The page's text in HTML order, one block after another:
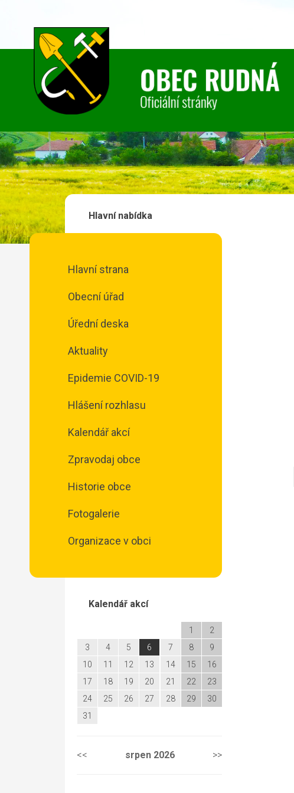
Hlavní nabídka
Hlavní strana
Obecní úřad
Úřední deska
Aktuality
Epidemie COVID-19
Hlášení rozhlasu
Kalendář akcí
Zpravodaj obce
Historie obce
Fotogalerie
Organizace v obci
Kalendář akcí
1
2
3
4 5 6 7 8
9
10
11 12 13 14 15
16
17
18 19 20 21 22
23
24
25 26 27 28 29
30
31
<< srpen 2026 >>